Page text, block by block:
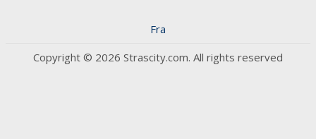
Fra
Copyright © 2026 Strascity.com. All rights reserved